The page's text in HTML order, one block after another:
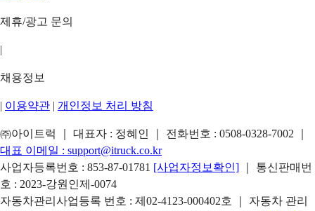
제휴/광고 문의
|
채용정보
| 이용약관 | 개인정보 처리 방침
㈜아이트럭 ｜ 대표자 : 정혜인 ｜ 전화번호 : 0508-0328-7002
대표 이메일 : support@itruck.co.kr
사업자등록번호 : 853-87-01781 [사업자정보확인]
｜ 통신판매번
호 : 2023-강원인제-0074
자동차관리사업등록 번호 : 제02-4123-000402호 ｜ 자동차 관리